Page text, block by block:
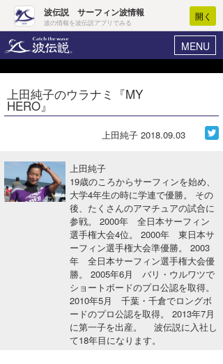
波伝説 サーフィン波情報
波の情報を波伝説アプリでみる
開く
MENU
ヘルプ マイホーム
ログイン
波情報･概況
WAVE HUNTER波予想ツール
サーフィンエリアガイド
会員メニュー
今月のプレゼント
上田純子のウラナミ『MY
HERO』
上田純子 2018.09.03
上田純子
19歳のころからサーフィンを始め、
大学4年生の時に学連で優勝。 その
後、たくさんのアマチュアの試合に
参戦。 2000年 全日本サーフィン
選手権大会4位。 2000年 東日本サ
ーフィン選手権大会準優勝。 2003
年 全日本サーフィン選手権大会優
勝。 2005年6月 バリ・ウルワツで
ショートボードのプロ公認を取得。
2010年5月 千葉・千倉でロングボ
ードのプロ公認を取得。 2013年7月
に第一子を出産。 波伝説に入社し
て18年目になります。
Core Surf Japan
アート＆エンタメ
ショップ情報
ショップ情報